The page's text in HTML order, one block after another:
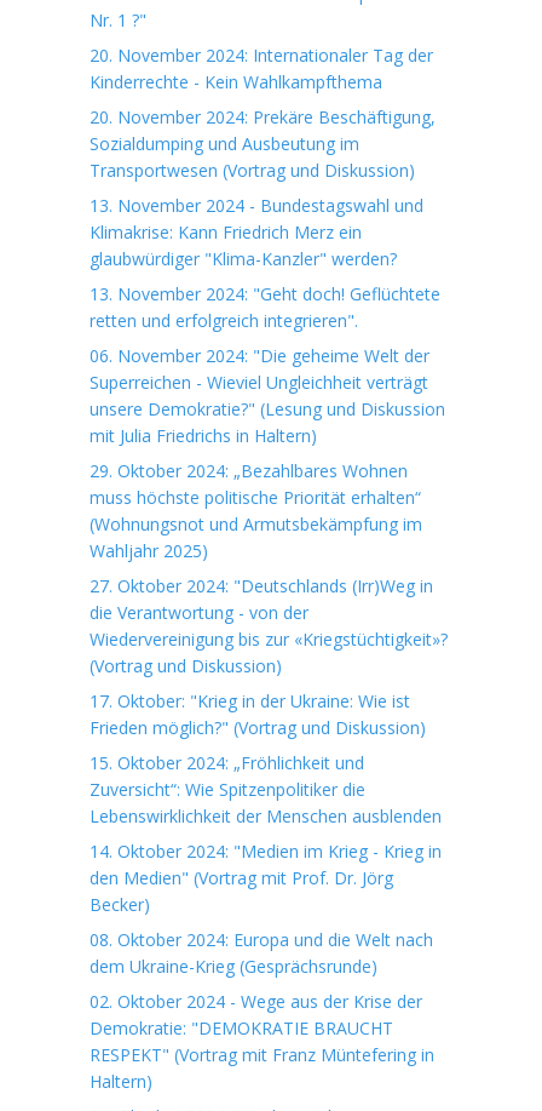
Nr. 1 ?"
20. November 2024: Internationaler Tag der
Kinderrechte - Kein Wahlkampfthema
20. November 2024: Prekäre Beschäftigung,
Sozialdumping und Ausbeutung im
Transportwesen (Vortrag und Diskussion)
13. November 2024 - Bundestagswahl und
Klimakrise: Kann Friedrich Merz ein
glaubwürdiger "Klima-Kanzler" werden?
13. November 2024: "Geht doch! Geflüchtete
retten und erfolgreich integrieren".
06. November 2024: "Die geheime Welt der
Superreichen - Wieviel Ungleichheit verträgt
unsere Demokratie?" (Lesung und Diskussion
mit Julia Friedrichs in Haltern)
29. Oktober 2024: „Bezahlbares Wohnen
muss höchste politische Priorität erhalten“
(Wohnungsnot und Armutsbekämpfung im
Wahljahr 2025)
27. Oktober 2024: "Deutschlands (Irr)Weg in
die Verantwortung - von der
Wiedervereinigung bis zur «Kriegstüchtigkeit»?
(Vortrag und Diskussion)
17. Oktober: "Krieg in der Ukraine: Wie ist
Frieden möglich?" (Vortrag und Diskussion)
15. Oktober 2024: „Fröhlichkeit und
Zuversicht“: Wie Spitzenpolitiker die
Lebenswirklichkeit der Menschen ausblenden
14. Oktober 2024: "Medien im Krieg - Krieg in
den Medien" (Vortrag mit Prof. Dr. Jörg
Becker)
08. Oktober 2024: Europa und die Welt nach
dem Ukraine-Krieg (Gesprächsrunde)
02. Oktober 2024 - Wege aus der Krise der
Demokratie: "DEMOKRATIE BRAUCHT
RESPEKT" (Vortrag mit Franz Müntefering in
Haltern)